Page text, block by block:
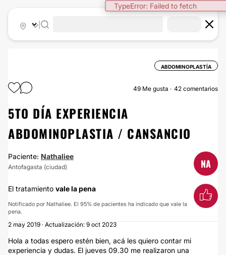
ABDOMINOPLASTÍA
49 Me gusta 42 comentarios
5TO DÍA EXPERIENCIA
ABDOMINOPLASTIA / CANSANCIO
Paciente: Nathaliee
Antofagasta (ciudad) NA
El tratamiento vale la pena
Notificado por Nathaliee. El 95% de pacientes ha indicado que vale la
pena.
2 may 2019 · Actualización: 9 oct 2023
Hola a todas espero estén bien, acá les quiero contar mi
experiencia y dudas. El jueves 09.30 me realizaron una